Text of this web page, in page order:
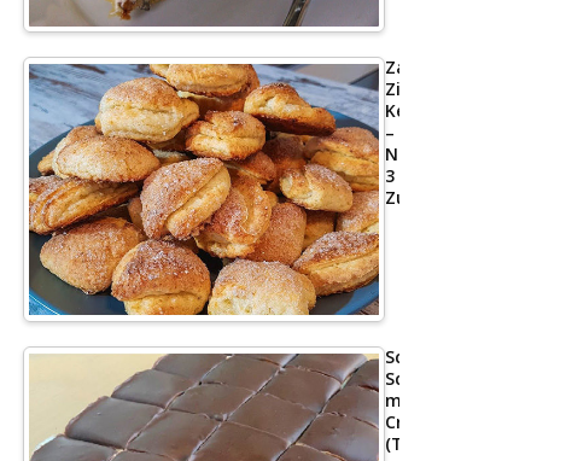
Zarte
Zimt-
Kekse
–
Nur
3
Zutaten
Schoko
Schnitte
mit
Creme
(Tassenrezept)